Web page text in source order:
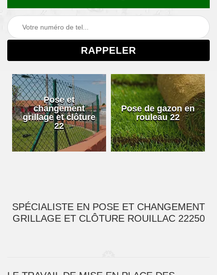
Pose et
changement
grillage et clôture
22
Pose de gazon en
rouleau 22
SPÉCIALISTE EN POSE ET CHANGEMENT
GRILLAGE ET CLÔTURE ROUILLAC 22250